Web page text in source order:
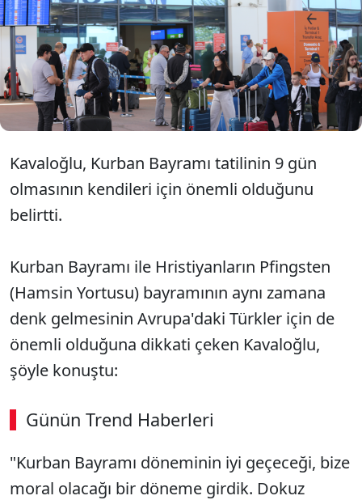
Birliği (AKTOB) Başkanı Kaan Kaşif Kavaloğlu,
19 Mayıs itibarıyla başlayan turizmdeki tatil
hareketliliğinin haziranın ilk haftasına kadar
sürmesini beklediklerini söyledi.
Kavaloğlu, Kurban Bayramı tatilinin 9 gün
olmasının kendileri için önemli olduğunu
belirtti.
Kurban Bayramı ile Hristiyanların Pfingsten
(Hamsin Yortusu) bayramının aynı zamana
denk gelmesinin Avrupa'daki Türkler için de
önemli olduğuna dikkati çeken Kavaloğlu,
şöyle konuştu:
Günün Trend Haberleri
"Kurban Bayramı döneminin iyi geçeceği, bize
moral olacağı bir döneme girdik. Dokuz